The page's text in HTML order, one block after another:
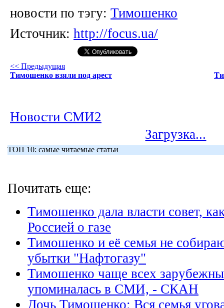
новости по тэгу: Тимошенко
Источник: http://focus.ua/
<< Предыдущая
Тимошенко взяли под арест
Новости СМИ2
Загрузка...
ТОП 10: самые читаемые статьи
Почитать еще:
Тимошенко дала власти совет,
Россией о газе
Тимошенко и её семья не
убытки "Нафтогазу"
Тимошенко чаще всех
упоминалась в СМИ, - СКАН
Дочь Тимошенко: Вся семья